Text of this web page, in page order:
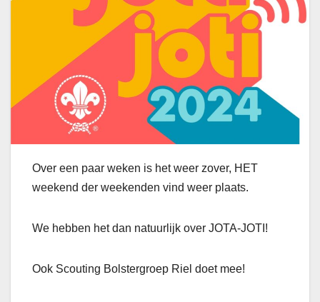
Over een paar weken is het weer zover, HET
weekend der weekenden vind weer plaats.
We hebben het dan natuurlijk over JOTA-JOTI!
Ook Scouting Bolstergroep Riel doet mee!